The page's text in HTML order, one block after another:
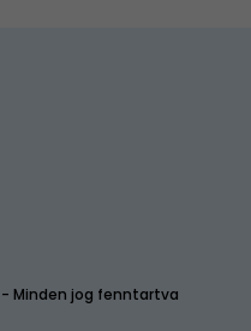
Minden jog fenntartva